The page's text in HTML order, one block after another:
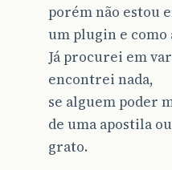
porém não estou
um plugin e como
Já procurei em
encontrei nada,
se alguem poder
de uma apostila
grato.